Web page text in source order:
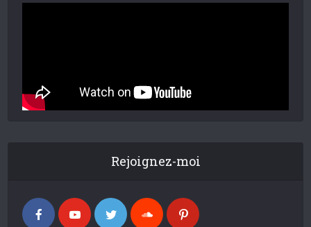
Rejoignez-moi